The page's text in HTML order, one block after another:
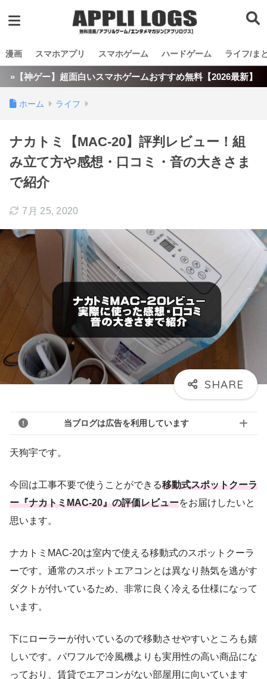
漫画 スマホアプリ スマホゲーム ハードゲーム ライフ/ま
»【神ゲー】超面白いスマホゲームおすすめ無料【2026最新】
ホーム ライフ
ナカトミ【MAC-20】評判レビュー！組
み立て方や感想・口コミ・音の大きさま
で紹介
7月 25, 2020
当ブログは広告を利用しています
天狗宇です。
今回は工事不要で使うことができる移動式スポットクーラ
ー『ナカトミMAC-20』の評価レビューをお届けしたいと
思います。
ナカトミMAC-20は室内で使える移動式のスポットクーラ
ーです。通常のスポットエアコンとは異なり熱気を逃がす
ダクトが付いているため、非常に良く冷える仕様になって
います。
下にローラーが付いているので移動させやすいところも嬉
しいです。パワフルで冷風機よりも実用性の高い商品にな
っており、賃貸でエアコンがない部屋用に向いています